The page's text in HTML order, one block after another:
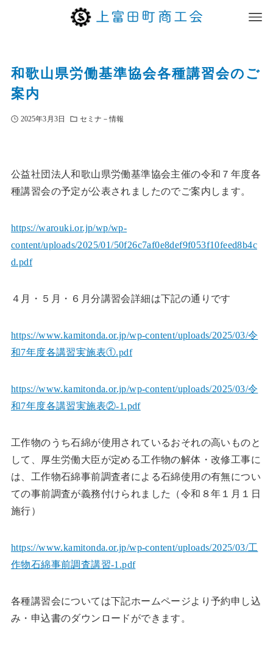
和歌山県労働基準協会各種講習会のご
案内
2025年3月3日 セミナ－情報
公益社団法人和歌山県労働基準協会主催の令和７年度各
種講習会の予定が公表されましたのでご案内します。
https://warouki.or.jp/wp/wp-
content/uploads/2025/01/50f26c7af0e8def9f053f10feed8b4c
d.pdf
４月・５月・６月分講習会詳細は下記の通りです
https://www.kamitonda.or.jp/wp-content/uploads/2025/03/令
和7年度各講習実施表①.pdf
https://www.kamitonda.or.jp/wp-content/uploads/2025/03/令
和7年度各講習実施表②-1.pdf
工作物のうち石綿が使用されているおそれの高いものと
して、厚生労働大臣が定める工作物の解体・改修工事に
は、工作物石綿事前調査者による石綿使用の有無につい
ての事前調査が義務付けられました（令和８年１月１日
施行）
https://www.kamitonda.or.jp/wp-content/uploads/2025/03/工
作物石綿事前調査講習-1.pdf
各種講習会については下記ホームページより予約申し込
み・申込書のダウンロードができます。